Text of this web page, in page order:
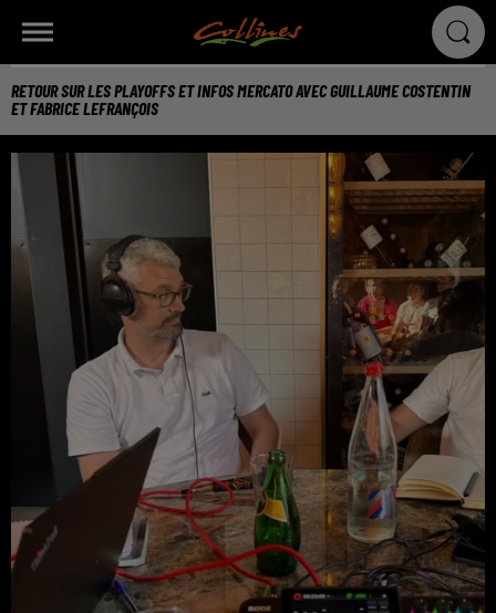
RETOUR SUR LES PLAYOFFS ET INFOS MERCATO AVEC GUILLAUME COSTENTIN
ET FABRICE LEFRANÇOIS